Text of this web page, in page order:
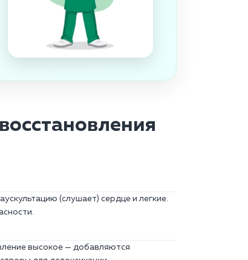
(слушает) сердце и легкие.
высокое — добавляются